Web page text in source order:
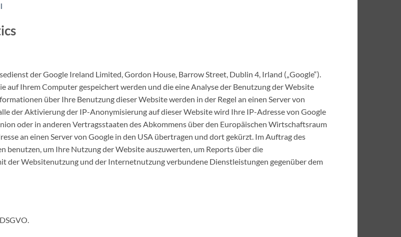
der Google Ireland Limited, Gordon House, Barrow Street, Dublin 4, Irland („Google“).
auf Ihrem Computer gespeichert werden und die eine Analyse der Benutzung der Website
über Ihre Benutzung dieser Website werden in der Regel an einen Server von
der Aktivierung der IP-Anonymisierung auf dieser Website wird Ihre IP-Adresse von Google
oder in anderen Vertragsstaaten des Abkommens über den Europäischen Wirtschaftsraum
an einen Server von Google in den USA übertragen und dort gekürzt. Im Auftrag des
benutzen, um Ihre Nutzung der Website auszuwerten, um Reports über die
der Websitenutzung und der Internetnutzung verbundene Dienstleistungen gegenüber dem